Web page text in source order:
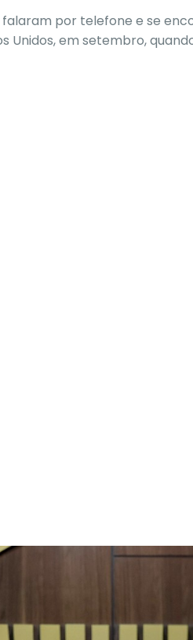
falaram por telefone e se
Unidos, em setembro,